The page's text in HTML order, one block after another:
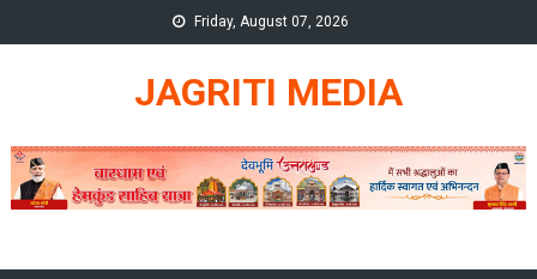
to
Friday, August 07, 2026
JAGRITI MEDIA